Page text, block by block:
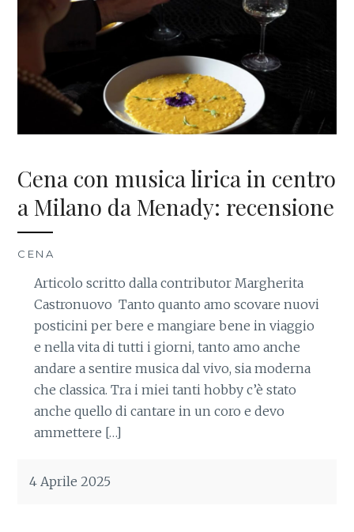
Cena con musica lirica in centro
a Milano da Menady: recensione
CENA
Articolo scritto dalla contributor Margherita
Castronuovo Tanto quanto amo scovare nuovi
posticini per bere e mangiare bene in viaggio
e nella vita di tutti i giorni, tanto amo anche
andare a sentire musica dal vivo, sia moderna
che classica. Tra i miei tanti hobby c’è stato
anche quello di cantare in un coro e devo
ammettere […]
4 Aprile 2025